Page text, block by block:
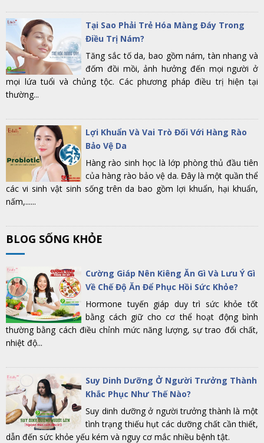
Tại Sao Phải Trẻ Hóa Màng Đáy Trong
Điều Trị Nám?
Tăng sắc tố da, bao gồm nám, tàn nhang và
đốm đồi mồi, ảnh hưởng đến mọi người ở
mọi lứa tuổi và chủng tộc. Các phương pháp điều trị hiện tại
thường...
Lợi Khuẩn Và Vai Trò Đối Với Hàng Rào
Bảo Vệ Da
Hàng rào sinh học là lớp phòng thủ đầu tiên
của hàng rào bảo vệ da. Đây là một quần thể
các vi sinh vật sinh sống trên da bao gồm lợi khuẩn, hại khuẩn,
nấm,......
BLOG SỐNG KHỎE
Cường Giáp Nên Kiêng Ăn Gì Và Lưu Ý Gì
Về Chế Độ Ăn Để Phục Hồi Sức Khỏe?
Hormone tuyến giáp duy trì sức khỏe tốt
bằng cách giữ cho cơ thể hoạt động bình
thường bằng cách điều chỉnh mức năng lượng, sự trao đổi chất,
nhiệt độ...
Suy Dinh Dưỡng Ở Người Trưởng Thành
Khắc Phục Như Thế Nào?
Suy dinh dưỡng ở người trưởng thành là một
tình trạng thiếu hụt các dưỡng chất cần thiết,
dẫn đến sức khỏe yếu kém và nguy cơ mắc nhiều bệnh tật.